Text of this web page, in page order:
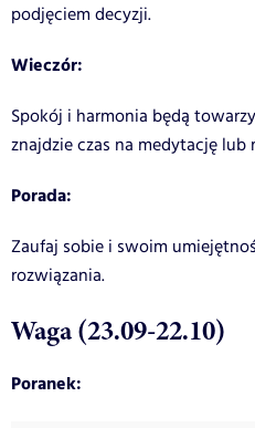
podjęciem decyzji.
Wieczór:
Spokój i harmonia będą
znajdzie czas na medytację lub
Porada:
Zaufaj sobie i swoim
rozwiązania.
Waga (23.09-22.10)
Poranek: